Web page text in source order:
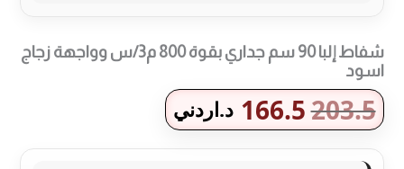
شفاط إلبا 90 سم جداري بقوة 800 م3/س وواجهة زجاج
اسود
203.5
166.5 د.اردني